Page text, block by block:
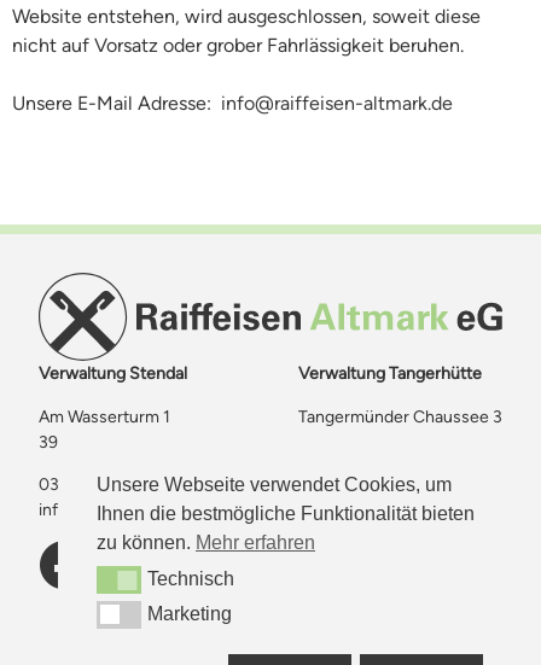
Website entstehen, wird ausgeschlossen, soweit diese
nicht auf Vorsatz oder grober Fahrlässigkeit beruhen.
Unsere E-Mail Adresse: info@raiffeisen-altmark.de
Verwaltung Stendal
Am Wasserturm 1
39576 Stendal
03931 6691 – 0
info@raiffeisen-altmark.de
Verwaltung Tangerhütte
Tangermünder Chaussee 3
03935 959537 – 0
info@raiffeisen-altmark.de
Unsere Webseite verwendet Cookies, um
Ihnen die bestmögliche Funktionalität bieten
zu können. Mehr erfahren
TechnischTechnisch
MarketingMarketing